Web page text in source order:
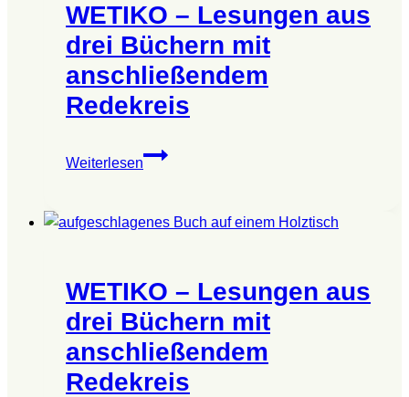
WETIKO – Lesungen aus
drei Büchern mit
anschließendem
Redekreis
Weiterlesen
WETIKO
aus
mit
anschließendem
Redekreis
WETIKO – Lesungen aus
drei Büchern mit
anschließendem
Redekreis